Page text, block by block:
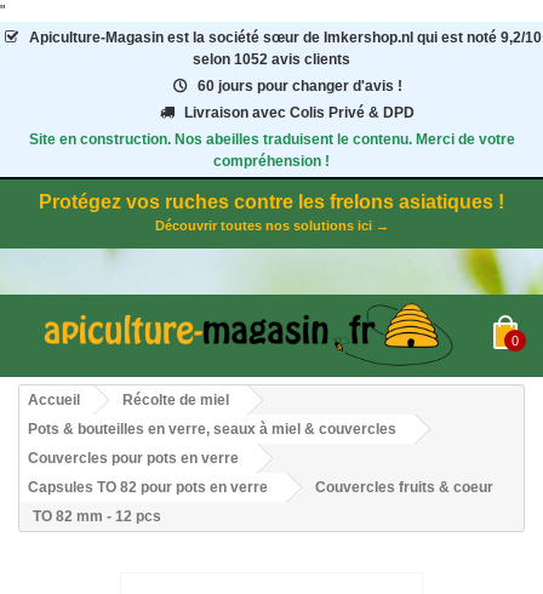
"
Apiculture-Magasinest la société sœur de Imkershop.nl qui est noté 9,2/10
selon 1052 avis clients
60 jours pour changer d'avis !
Livraison avec Colis Privé & DPD
Site en construction. Nos abeilles traduisent le contenu. Merci de votre
compréhension !
Protégez vos ruches contre les frelons asiatiques !
Découvrir toutes nos solutions ici →
0
Accueil
Récolte de miel
Pots & bouteilles en verre, seaux à miel & couvercles
Couvercles pour pots en verre
Capsules TO 82 pour pots en verre
Couvercles fruits & coeur
TO 82 mm - 12 pcs